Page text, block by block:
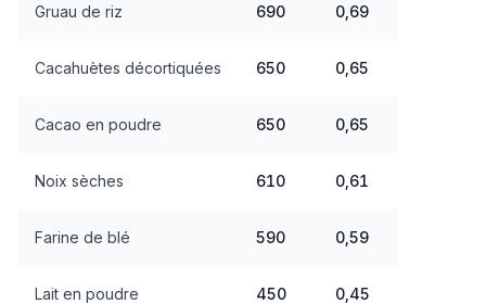
Gruau de riz 690 0,69
Cacahuètes décortiquées 650 0,65
Cacao en poudre 650 0,65
Noix sèches 610 0,61
Farine de blé 590 0,59
Lait en poudre 450 0,45